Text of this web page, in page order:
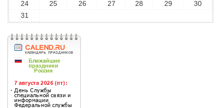
24
25 26 27 28 29
30
31